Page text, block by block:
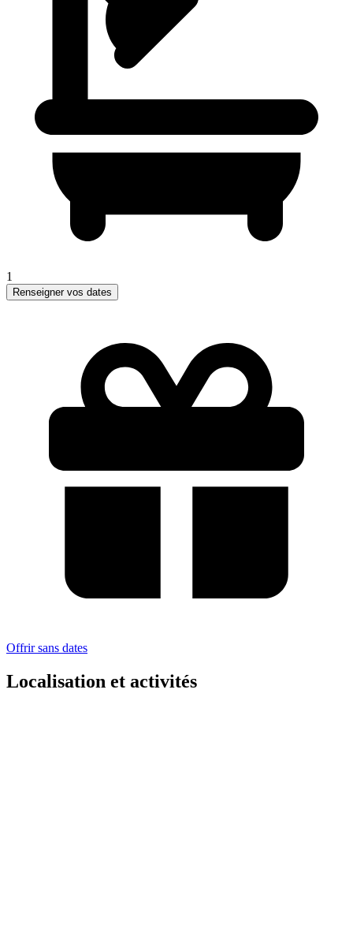
1
Renseigner vos dates
Offrir sans dates
Localisation et activités